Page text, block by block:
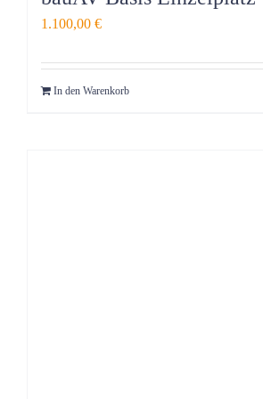
1.100,00 €
In den Warenkorb